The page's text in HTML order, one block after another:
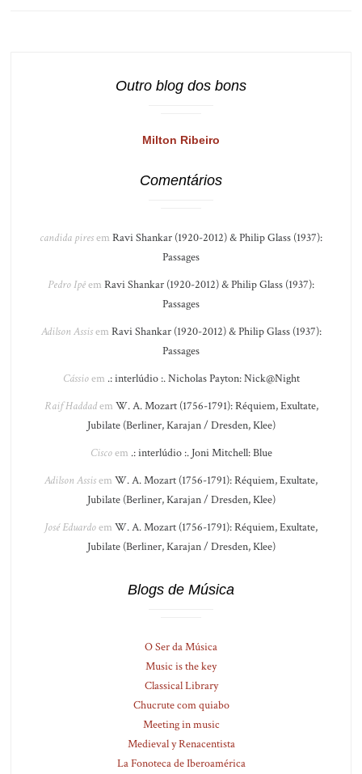
Outro blog dos bons
Milton Ribeiro
Comentários
candida piresem Ravi Shankar (1920-2012) & Philip Glass (1937):
Passages
Pedro Ipêem Ravi Shankar (1920-2012) & Philip Glass (1937):
Passages
Adilson Assisem Ravi Shankar (1920-2012) & Philip Glass (1937):
Passages
Cássioem .: interlúdio :. Nicholas Payton: Nick@Night
Raif Haddadem W. A. Mozart (1756-1791): Réquiem, Exultate,
Jubilate (Berliner, Karajan / Dresden, Klee)
Ciscoem .: interlúdio :. Joni Mitchell: Blue
Adilson Assisem W. A. Mozart (1756-1791): Réquiem, Exultate,
Jubilate (Berliner, Karajan / Dresden, Klee)
José Eduardoem W. A. Mozart (1756-1791): Réquiem, Exultate,
Jubilate (Berliner, Karajan / Dresden, Klee)
Blogs de Música
O Ser da Música
Music is the key
Classical Library
Chucrute com quiabo
Meeting in music
Medieval y Renacentista
La Fonoteca de Iberoamérica